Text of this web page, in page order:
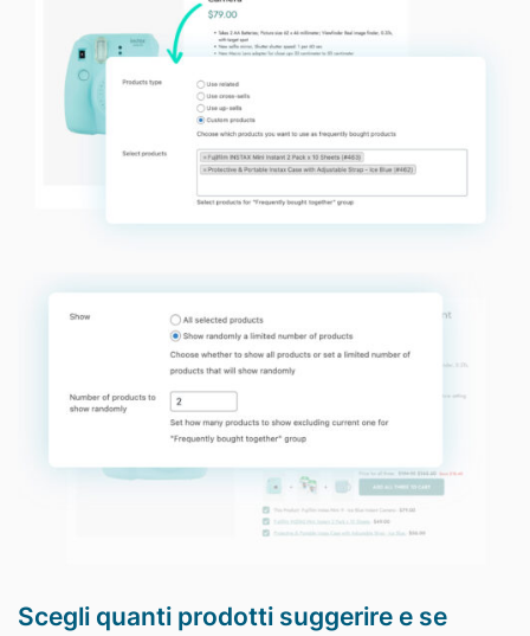
Scegli quanti prodotti suggerire e se